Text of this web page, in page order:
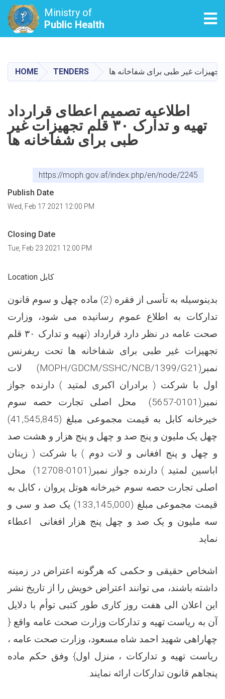
main
content
Ministry of
Public Health
HOME TENDERS
اطلاعیه تصمیم اعطای قرارداد
تهیه و تدارک ۳۰ قلم تجهیزات غیر
طبی برای شفاخانه ها
https://moph.gov.af/index.php/en/node/2245
Publish Date
Wed, Feb 17 2021 12:00 PM
Closing Date
Tue, Feb 23 2021 12:00 PM
Location کابل
بدینوسیله به تأسی از فقره (2) ماده چهل و سوم قانون
تدارکات به اطلاع عموم رسانیده می شود، وزارت
صحت عامه در نظر دارد قرارداد (تهیه و تدارک ۳۰ قلم
تجهیزات غیر طبی برای شفاخانه ها تحت ریفرنس
نمبر(MOPH/GDCM/SSHC/NCB/1399/G21) لات
اول با شرکت ( برادران اکبری لمتید ) دارنده جواز
نمبر(0101-5657) محل اصلی تجارت حصه سوم
خیرخانه کابل به قیمت مجموعی مبلغ (41,545,845)
چهل یک ملیون و پنج صد و چهل و پنج هزار و هشت صد
و چهل و پنج افغانی و لات دوم ) با شرکت ( زینان
اباسین لمتید ) دارنده جواز نمبر(0101-12708) محل
اصلی تجارت حصه سوم خیرخانه هوتل پروان ، کابل به
قیمت مجموعی مبلغ (133,145,000) یک صد و سی و
سه ملیون و یک صد و چهل پنج هزار افغانی اعطاء
نماید.
اشخاص حقیقی و حکمی که هرگونه اعتراض در زمینه
داشته باشند، می توانند اعتراض خویش را از تاریخ نشر
این اعلان الی هفت روز کاری طور کتبی توأم با دلایل
آن به ریاست تهیه و تدارکات وزارت صحت عامه واقع {
چهاراهی شهید احمد شاه مسعود، وزارت صحت عامه ،
ریاست تهیه و تدارکات ، منزل اول} وفق حکم ماده
پنجاهم قانون تدارکات ارائه نمایند.